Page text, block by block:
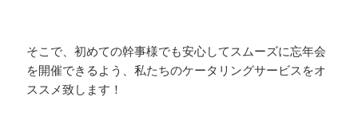
そこで、初めての幹事様でも安心してスムーズに忘年会
を開催できるよう、私たちのケータリングサービスをオ
ススメ致します！